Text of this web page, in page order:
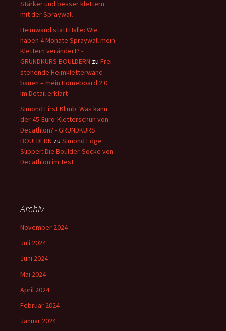
Stärker und besser klettern
mit der Spraywall
Heimwand statt Halle: Wie
haben 4 Monate Spraywall mein
Klettern verändert? -
GRUNDKURS BOULDERN zu Frei
stehende Heimkletterwand
bauen – mein Homeboard 2.0
im Detail erklärt
Simond First Klimb: Was kann
der 45-Euro-Kletterschuh von
Decathlon? - GRUNDKURS
BOULDERN zu Simond Edge
Slipper: Die Boulder-Socke von
Decathlon im Test
Archiv
November 2024
Juli 2024
Juni 2024
Mai 2024
April 2024
Februar 2024
Januar 2024